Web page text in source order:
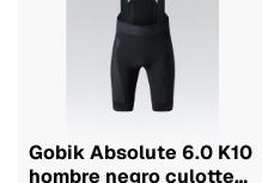
Gobik Absolute 6.0 K10
hombre negro culotte